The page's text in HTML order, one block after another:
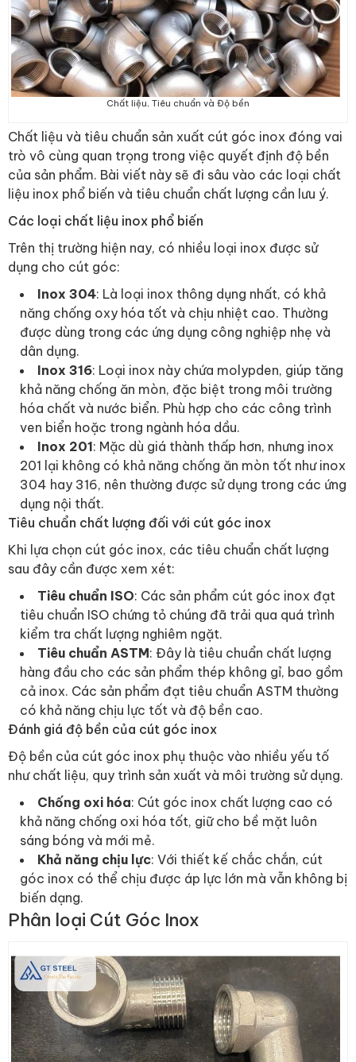
Chất liệu, Tiêu chuẩn và Độ bền
Chất liệu và tiêu chuẩn sản xuất cút góc inox đóng vai
trò vô cùng quan trọng trong việc quyết định độ bền
của sản phẩm. Bài viết này sẽ đi sâu vào các loại chất
liệu inox phổ biến và tiêu chuẩn chất lượng cần lưu ý.
Các loại chất liệu inox phổ biến
Trên thị trường hiện nay, có nhiều loại inox được sử
dụng cho cút góc:
Inox 304: Là loại inox thông dụng nhất, có khả
năng chống oxy hóa tốt và chịu nhiệt cao. Thường
được dùng trong các ứng dụng công nghiệp nhẹ và
dân dụng.
Inox 316: Loại inox này chứa molypden, giúp tăng
khả năng chống ăn mòn, đặc biệt trong môi trường
hóa chất và nước biển. Phù hợp cho các công trình
ven biển hoặc trong ngành hóa dầu.
Inox 201: Mặc dù giá thành thấp hơn, nhưng inox
201 lại không có khả năng chống ăn mòn tốt như inox
304 hay 316, nên thường được sử dụng trong các ứng
dụng nội thất.
Tiêu chuẩn chất lượng đối với cút góc inox
Khi lựa chọn cút góc inox, các tiêu chuẩn chất lượng
sau đây cần được xem xét:
Tiêu chuẩn ISO: Các sản phẩm cút góc inox đạt
tiêu chuẩn ISO chứng tỏ chúng đã trải qua quá trình
kiểm tra chất lượng nghiêm ngặt.
Tiêu chuẩn ASTM: Đây là tiêu chuẩn chất lượng
hàng đầu cho các sản phẩm thép không gỉ, bao gồm
cả inox. Các sản phẩm đạt tiêu chuẩn ASTM thường
có khả năng chịu lực tốt và độ bền cao.
Đánh giá độ bền của cút góc inox
Độ bền của cút góc inox phụ thuộc vào nhiều yếu tố
như chất liệu, quy trình sản xuất và môi trường sử dụng.
Chống oxi hóa: Cút góc inox chất lượng cao có
khả năng chống oxi hóa tốt, giữ cho bề mặt luôn
sáng bóng và mới mẻ.
Khả năng chịu lực: Với thiết kế chắc chắn, cút
góc inox có thể chịu được áp lực lớn mà vẫn không bị
biến dạng.
Phân loại Cút Góc Inox